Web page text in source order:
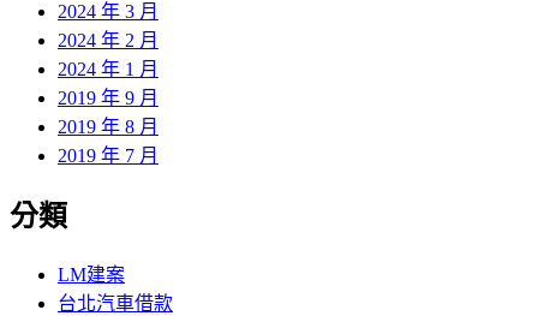
2024 年 3 月
2024 年 2 月
2024 年 1 月
2019 年 9 月
2019 年 8 月
2019 年 7 月
分類
LM建案
台北汽車借款